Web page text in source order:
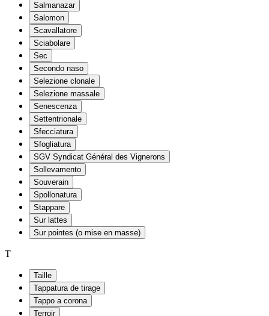
Salmanazar
Salomon
Scavallatore
Sciabolare
Sec
Secondo naso
Selezione clonale
Selezione massale
Senescenza
Settentrionale
Sfecciatura
Sfogliatura
SGV Syndicat Général des Vignerons
Sollevamento
Souverain
Spollonatura
Stappare
Sur lattes
Sur pointes (o mise en masse)
T
Taille
Tappatura de tirage
Tappo a corona
Terroir